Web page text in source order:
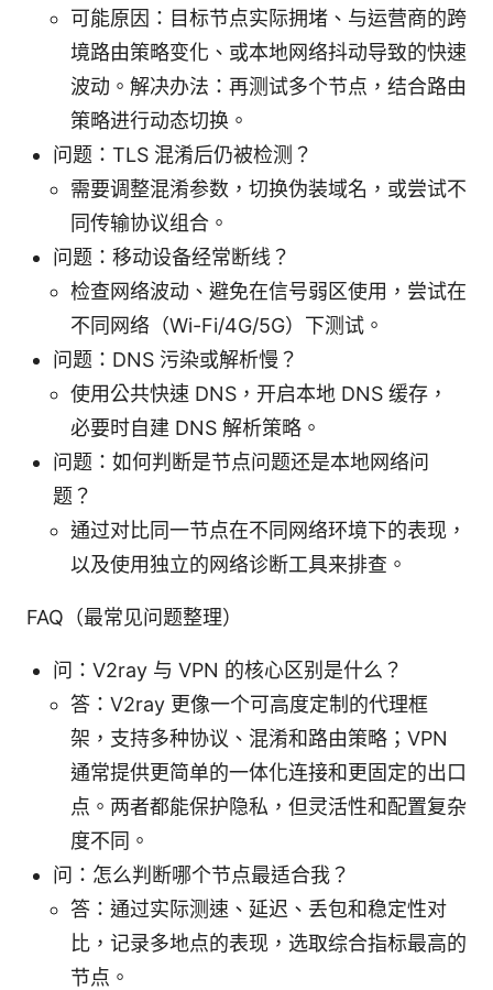
可能原因：目标节点实际拥堵、与运营商的跨
境路由策略变化、或本地网络抖动导致的快速
波动。解决办法：再测试多个节点，结合路由
策略进行动态切换。
问题：TLS 混淆后仍被检测？
需要调整混淆参数，切换伪装域名，或尝试不
同传输协议组合。
问题：移动设备经常断线？
检查网络波动、避免在信号弱区使用，尝试在
不同网络（Wi-Fi/4G/5G）下测试。
问题：DNS 污染或解析慢？
使用公共快速 DNS，开启本地 DNS 缓存，
必要时自建 DNS 解析策略。
问题：如何判断是节点问题还是本地网络问
题？
通过对比同一节点在不同网络环境下的表现，
以及使用独立的网络诊断工具来排查。
FAQ（最常见问题整理）
问：V2ray 与 VPN 的核心区别是什么？
答：V2ray 更像一个可高度定制的代理框
架，支持多种协议、混淆和路由策略；VPN
通常提供更简单的一体化连接和更固定的出口
点。两者都能保护隐私，但灵活性和配置复杂
度不同。
问：怎么判断哪个节点最适合我？
答：通过实际测速、延迟、丢包和稳定性对
比，记录多地点的表现，选取综合指标最高的
节点。